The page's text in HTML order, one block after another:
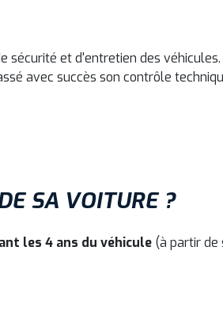
et d'entretien des véhicules.
avec succès son contrôle
SA VOITURE ?
les 4 ans du véhicule (à partir de